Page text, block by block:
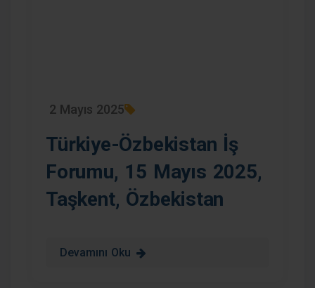
2 Mayıs 2025
Türkiye-Özbekistan İş
Forumu, 15 Mayıs 2025,
Taşkent, Özbekistan
Devamını Oku